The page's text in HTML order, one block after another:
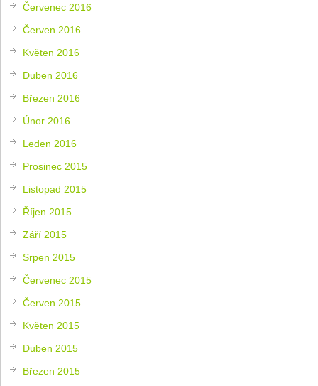
Červenec 2016
Červen 2016
Květen 2016
Duben 2016
Březen 2016
Únor 2016
Leden 2016
Prosinec 2015
Listopad 2015
Říjen 2015
Září 2015
Srpen 2015
Červenec 2015
Červen 2015
Květen 2015
Duben 2015
Březen 2015